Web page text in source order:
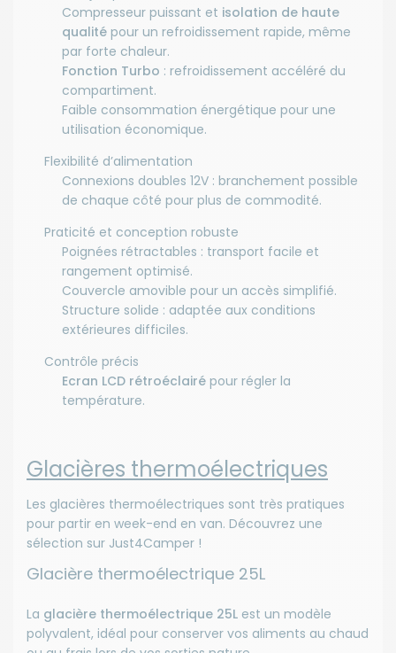
Compresseur puissant et isolation de haute
qualité pour un refroidissement rapide, même
par forte chaleur.
Fonction Turbo : refroidissement accéléré du
compartiment.
Faible consommation énergétique pour une
utilisation économique.
Flexibilité d’alimentation
Connexions doubles 12V : branchement possible
de chaque côté pour plus de commodité.
Praticité et conception robuste
Poignées rétractables : transport facile et
rangement optimisé.
Couvercle amovible pour un accès simplifié.
Structure solide : adaptée aux conditions
extérieures difficiles.
Contrôle précis
Ecran LCD rétroéclairé pour régler la
température.
Glacières thermoélectriques
Les glacières thermoélectriques sont très pratiques
pour partir en week-end en van. Découvrez une
sélection sur Just4Camper !
Glacière thermoélectrique 25L
La glacière thermoélectrique 25L est un modèle
polyvalent, idéal pour conserver vos aliments au chaud